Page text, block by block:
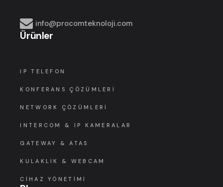
info@procomteknoloji.com
Ürünler
IP TELEFON
KONFERANS ÇÖZÜMLERI
NETWORK ÇÖZÜMLERI
INTERCOM & IP KAMERALAR
GATEWAY & ATAS
KULAKLIK & WEBCAM
CIHAZ YÖNETIMI